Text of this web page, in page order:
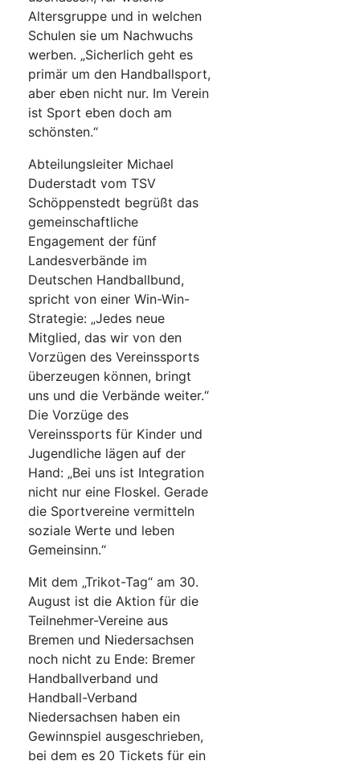
Altersgruppe und in welchen
Schulen sie um Nachwuchs
werben. „Sicherlich geht es
primär um den Handballsport,
aber eben nicht nur. Im Verein
ist Sport eben doch am
schönsten.“
Abteilungsleiter Michael
Duderstadt vom TSV
Schöppenstedt begrüßt das
gemeinschaftliche
Engagement der fünf
Landesverbände im
Deutschen Handballbund,
spricht von einer Win-Win-
Strategie: „Jedes neue
Mitglied, das wir von den
Vorzügen des Vereinssports
überzeugen können, bringt
uns und die Verbände weiter.“
Die Vorzüge des
Vereinssports für Kinder und
Jugendliche lägen auf der
Hand: „Bei uns ist Integration
nicht nur eine Floskel. Gerade
die Sportvereine vermitteln
soziale Werte und leben
Gemeinsinn.“
Mit dem „Trikot-Tag“ am 30.
August ist die Aktion für die
Teilnehmer-Vereine aus
Bremen und Niedersachsen
noch nicht zu Ende: Bremer
Handballverband und
Handball-Verband
Niedersachsen haben ein
Gewinnspiel ausgeschrieben,
bei dem es 20 Tickets für ein